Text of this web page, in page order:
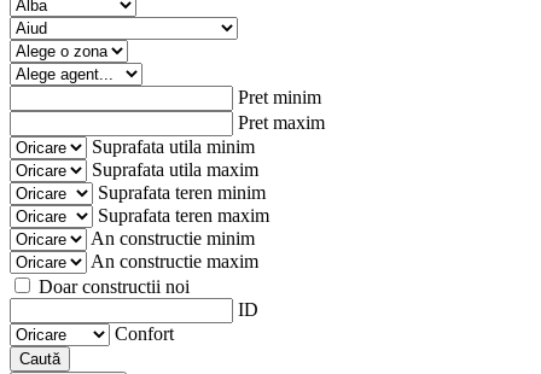
Pret minim
Pret maxim
Suprafata utila minim
Suprafata utila maxim
Suprafata teren minim
Suprafata teren maxim
An constructie minim
An constructie maxim
Doar constructii noi
ID
Confort
Caută